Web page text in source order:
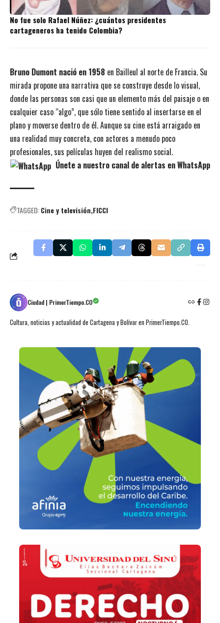
No fue solo Rafael Núñez: ¿cuántos presidentes
cartageneros ha tenido Colombia?
Bruno Dumont nació en 1958 en Bailleul al norte de Francia. Su
mirada propone una narrativa que se construye desde lo visual,
donde las personas son casi que un elemento más del paisaje o en
cualquier caso “algo”, que sólo tiene sentido al insertarse en el
plano y moverse dentro de él. Aunque su cine está arraigado en
una realidad muy concreta, con actores a menudo poco
profesionales, sus películas huyen del realismo social.
Únete a nuestro canal de alertas en WhatsApp
TAGGED:Cine y televisión FICCI
Ciudad | PrimerTiempo.CO
Cultura, noticias y actualidad de Cartagena y Bolívar en PrimerTiempo.CO.